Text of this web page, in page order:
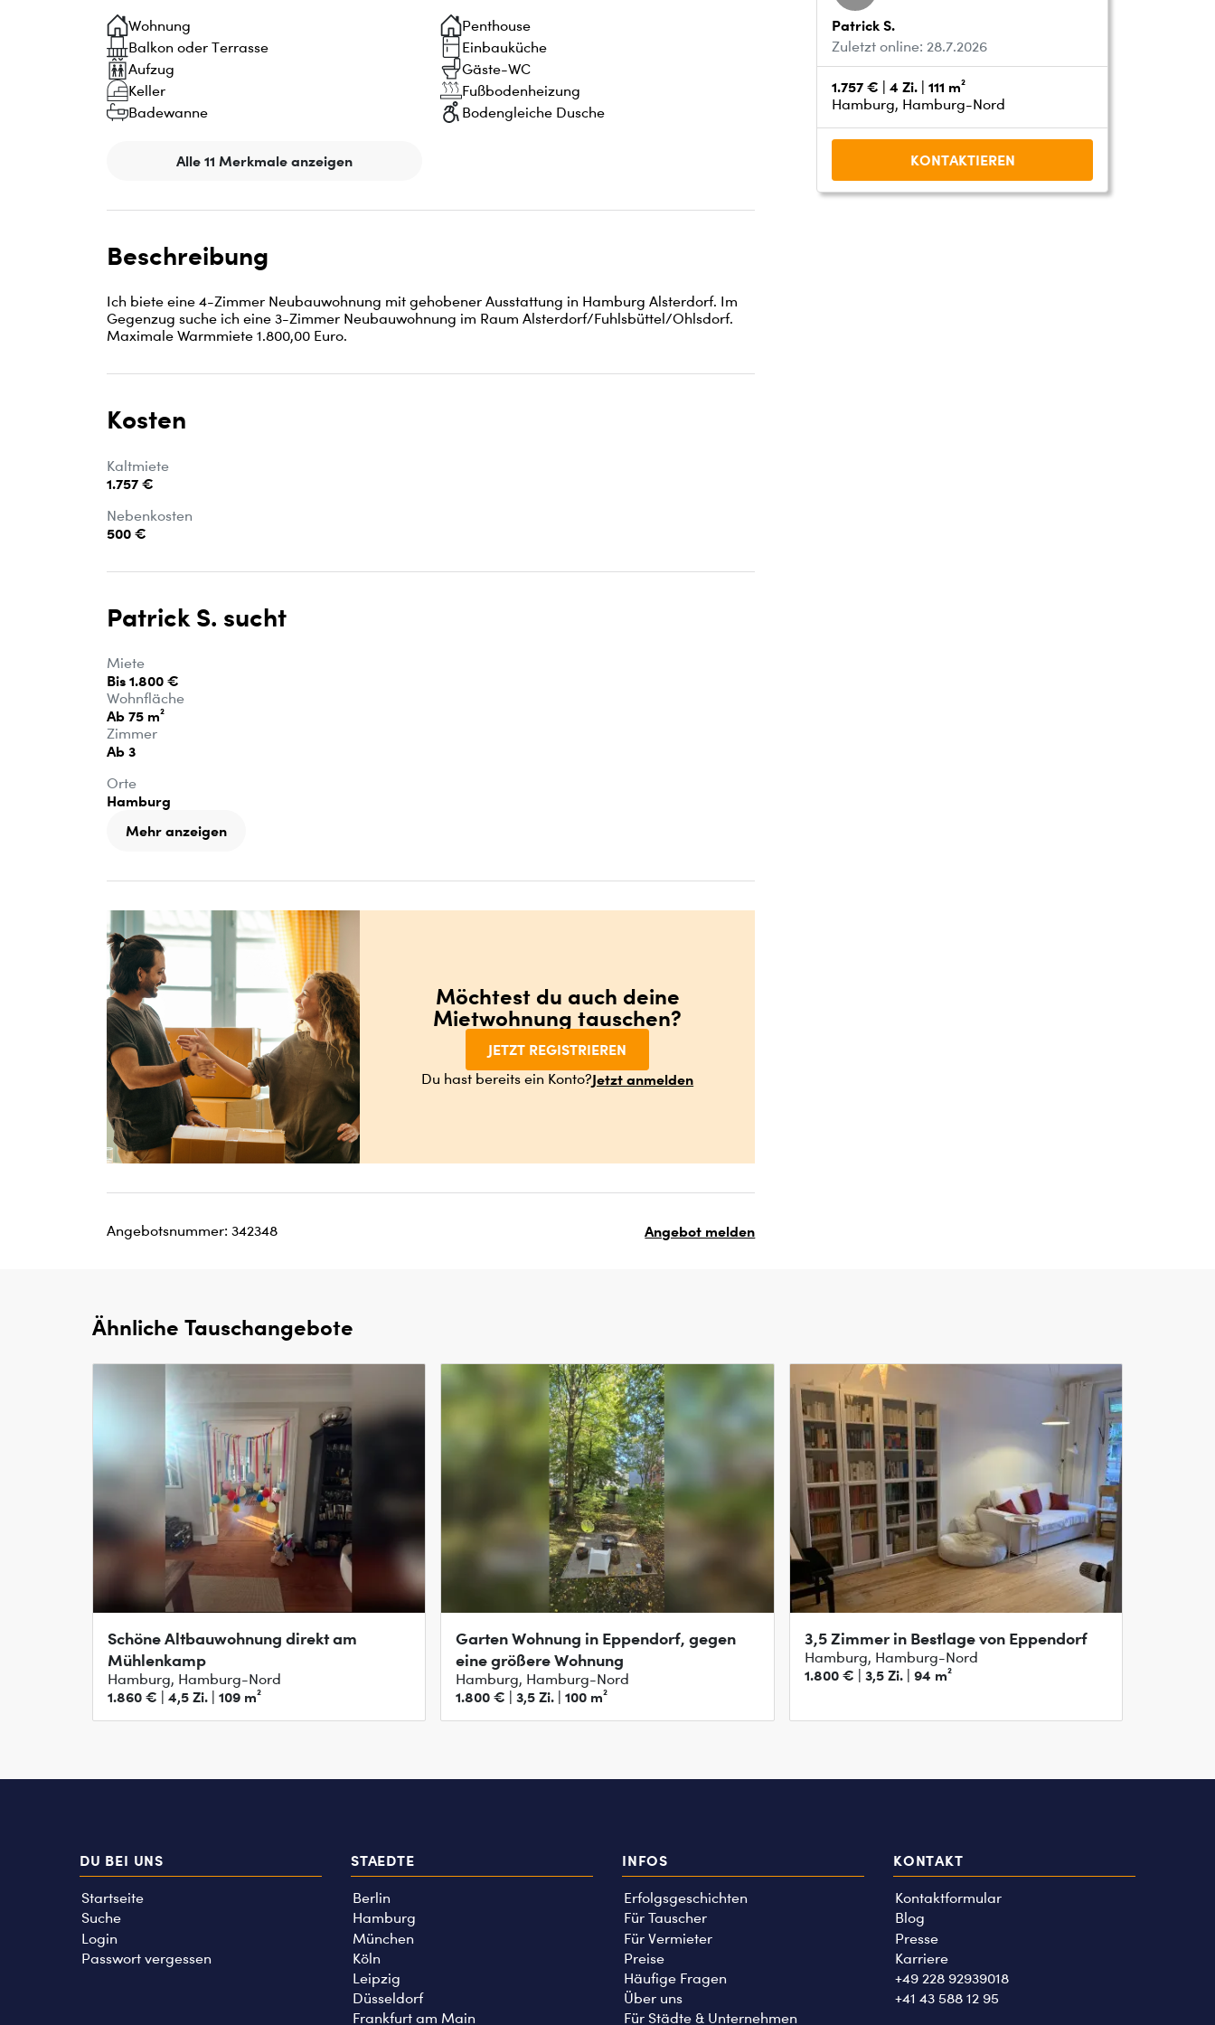
Wohnung
Balkon oder Terrasse
Aufzug
Keller
Badewanne
Penthouse
Einbauküche
Gäste-WC
Fußbodenheizung
Bodengleiche Dusche
Alle 11 Merkmale anzeigen
Beschreibung
Ich biete eine 4-Zimmer Neubauwohnung mit gehobener Ausstattung in Hamburg Alsterdorf. Im
Gegenzug suche ich eine 3-Zimmer Neubauwohnung im Raum Alsterdorf/Fuhlsbüttel/Ohlsdorf.
Maximale Warmmiete 1.800,00 Euro.
Kosten
Kaltmiete
1.757 €
Nebenkosten
500 €
Patrick S. sucht
Miete
Bis 1.800 €
Wohnfläche
Ab 75 m²
Zimmer
Ab 3
Orte
Hamburg
Mehr anzeigen
Möchtest du auch deine
Mietwohnung tauschen?
JETZT REGISTRIEREN
Du hast bereits ein Konto?Jetzt anmelden
Angebotsnummer: 342348 Angebot melden
Patrick S.
Zuletzt online: 28.7.2026
1.757 € | 4 Zi. | 111 m²
Hamburg, Hamburg-Nord
KONTAKTIEREN
Ähnliche Tauschangebote
Schöne Altbauwohnung direkt am
Mühlenkamp
Hamburg, Hamburg-Nord
1.860 € | 4,5 Zi. | 109 m²
Garten Wohnung in Eppendorf, gegen
eine größere Wohnung
Hamburg, Hamburg-Nord
1.800 € | 3,5 Zi. | 100 m²
3,5 Zimmer in Bestlage von Eppendorf
Hamburg, Hamburg-Nord
1.800 € | 3,5 Zi. | 94 m²
DU BEI UNS
Startseite
Suche
Login
Passwort vergessen
STAEDTE
Berlin
Hamburg
München
Köln
Leipzig
Düsseldorf
Frankfurt am Main
INFOS
Erfolgsgeschichten
Für Tauscher
Für Vermieter
Preise
Häufige Fragen
Über uns
Für Städte & Unternehmen
KONTAKT
Kontaktformular
Blog
Presse
Karriere
+49 228 92939018
+41 43 588 12 95